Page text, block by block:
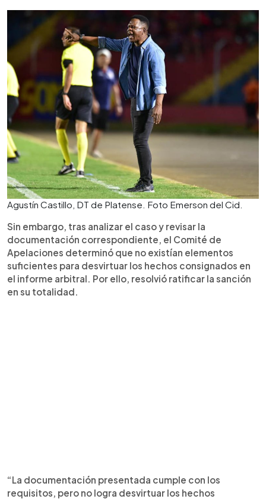
Agustín Castillo, DT de Platense. Foto Emerson del Cid.
Sin embargo, tras analizar el caso y revisar la
documentación correspondiente, el Comité de
Apelaciones determinó que no existían elementos
suficientes para desvirtuar los hechos consignados en
el informe arbitral. Por ello, resolvió ratificar la sanción
en su totalidad.
“La documentación presentada cumple con los
requisitos, pero no logra desvirtuar los hechos